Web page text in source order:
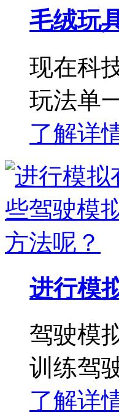
毛绒玩
现在科
玩法单
了解详
进行模
驾驶模
训练驾
了解详